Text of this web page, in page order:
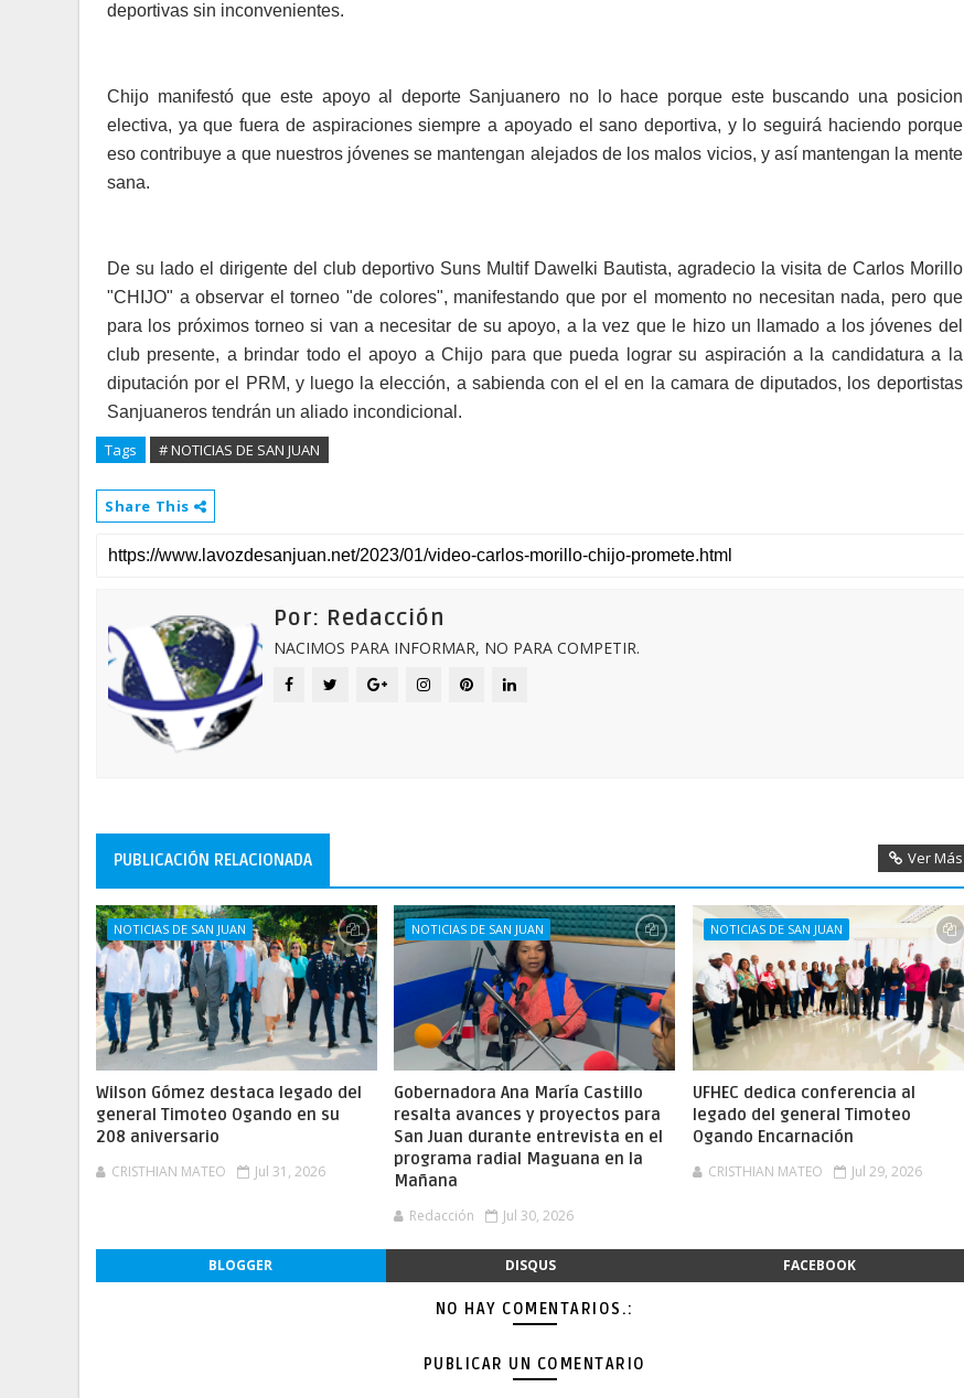
deportivas sin inconvenientes.
Chijo manifestó que este apoyo al deporte Sanjuanero no lo hace porque este buscando una posicion
electiva, ya que fuera de aspiraciones siempre a apoyado el sano deportiva, y lo seguirá haciendo porque
eso contribuye a que nuestros jóvenes se mantengan alejados de los malos vicios, y así mantengan la mente
sana.
De su lado el dirigente del club deportivo Suns Multif Dawelki Bautista, agradecio la visita de Carlos Morillo
"CHIJO" a observar el torneo "de colores", manifestando que por el momento no necesitan nada, pero que
para los próximos torneo si van a necesitar de su apoyo, a la vez que le hizo un llamado a los jóvenes del
club presente, a brindar todo el apoyo a Chijo para que pueda lograr su aspiración a la candidatura a la
diputación por el PRM, y luego la elección, a sabienda con el el en la camara de diputados, los deportistas
Sanjuaneros tendrán un aliado incondicional.
Tags # NOTICIAS DE SAN JUAN
Share This
Por: Redacción
NACIMOS PARA INFORMAR, NO PARA COMPETIR.
PUBLICACIÓN RELACIONADA Ver Más
NOTICIAS DE SAN JUAN
Wilson Gómez destaca legado del
general Timoteo Ogando en su
208 aniversario
CRISTHIAN MATEO Jul 31, 2026
NOTICIAS DE SAN JUAN
Gobernadora Ana María Castillo
resalta avances y proyectos para
San Juan durante entrevista en el
programa radial Maguana en la
Mañana
Redacción Jul 30, 2026
NOTICIAS DE SAN JUAN
UFHEC dedica conferencia al
legado del general Timoteo
Ogando Encarnación
CRISTHIAN MATEO Jul 29, 2026
BLOGGER DISQUS FACEBOOK
NO HAY COMENTARIOS.:
PUBLICAR UN COMENTARIO